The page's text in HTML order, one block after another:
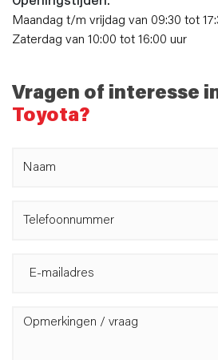
Maandag t/m vrijdag van 09:30 tot
Zaterdag van 10:00 tot 16:00 uur
Vragen of interesse
Toyota?